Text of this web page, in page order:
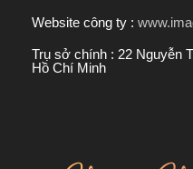
Website công ty :
Trụ sở chính : 22 Nguyễn
Hồ Chí Minh